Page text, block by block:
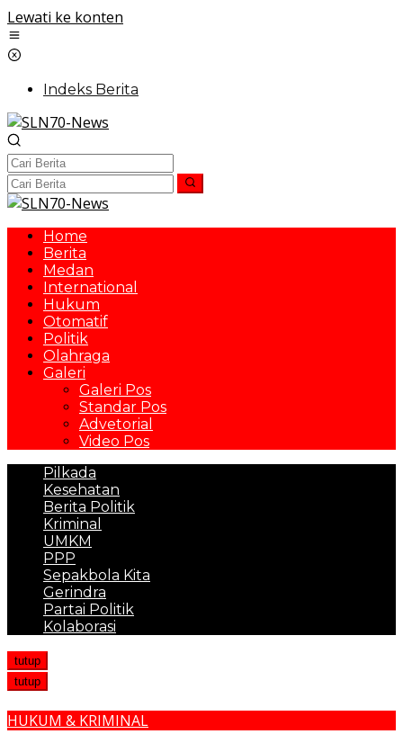
Lewati ke konten
Indeks Berita
Home
Berita
Medan
International
Hukum
Otomatif
Politik
Olahraga
Galeri
Galeri Pos
Standar Pos
Advetorial
Video Pos
Pilkada
Kesehatan
Berita Politik
Kriminal
UMKM
PPP
Sepakbola Kita
Gerindra
Partai Politik
Kolaborasi
tutup
tutup
HUKUM & KRIMINAL